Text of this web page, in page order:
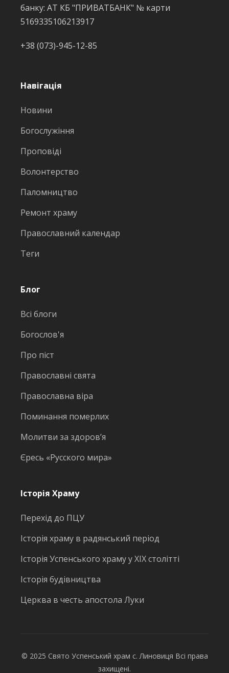
банку: АТ КБ "ПРИВАТБАНК" № карти
5169335106213917
+38 (073)-945-12-85
Навігація
Новини
Богослужіння
Проповіді
Волонтерство
Паломництво
Ремонт храму
Православний календар
Теги
Блог
Всі блоги
Богослов'я
Про піст
Православні свята
Православна віра
Поминання померлих
Молитви за здоров’я
Єресь «Русского мира»
Історія Храму
Перехід до ПЦУ
Історія храму в радянський період
Історія Успенського храму у ХІХ столітті
Історія будівництва
Церква в честь апостола Луки
© 2025 Свято Успенський храм с. Линовиця Всі права
захищені.